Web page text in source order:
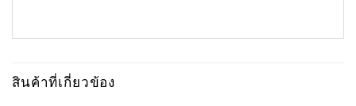
สินค้าที่เกี่ยวข้อง